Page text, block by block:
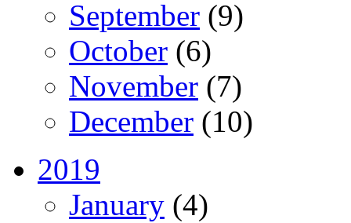
September (9)
October (6)
November (7)
December (10)
2019
January (4)